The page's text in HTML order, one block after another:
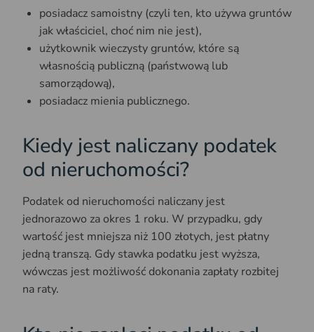
posiadacz samoistny (czyli ten, kto używa gruntów
jak właściciel, choć nim nie jest),
użytkownik wieczysty gruntów, które są
własnością publiczną (państwową lub
samorządową),
posiadacz mienia publicznego.
Kiedy jest naliczany podatek
od nieruchomości?
Podatek od nieruchomości naliczany jest
jednorazowo za okres 1 roku. W przypadku, gdy
wartość jest mniejsza niż 100 złotych, jest płatny
jedną transzą. Gdy stawka podatku jest wyższa,
wówczas jest możliwość dokonania zapłaty rozbitej
na raty.